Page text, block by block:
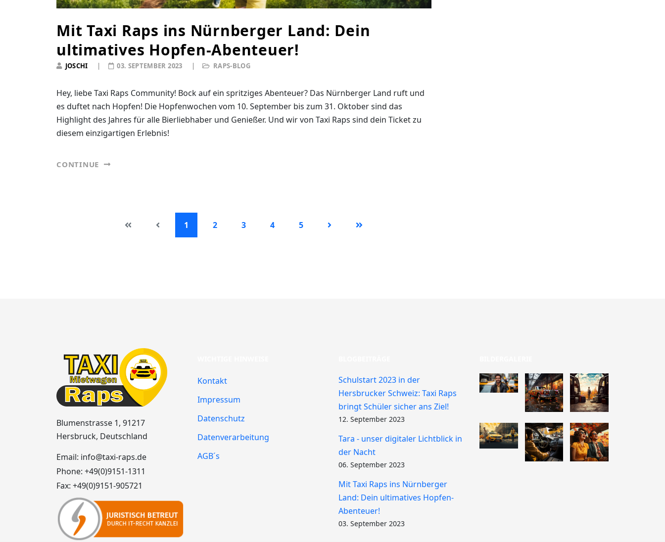
Mit Taxi Raps ins Nürnberger Land: Dein
ultimatives Hopfen-Abenteuer!
JOSCHI RAPS-BLOG
03. SEPTEMBER 2023
Hey, liebe Taxi Raps Community! Bock auf ein spritziges Abenteuer? Das Nürnberger Land ruft und
es duftet nach Hopfen! Die Hopfenwochen vom 10. September bis zum 31. Oktober sind das
Highlight des Jahres für alle Bierliebhaber und Genießer. Und wir von Taxi Raps sind dein Ticket zu
diesem einzigartigen Erlebnis!
CONTINUE
1 2 3 4 5
Blumenstrasse 1, 91217
Hersbruck, Deutschland
Email: info@taxi-raps.de
Phone: +49(0)9151-1311
Fax: +49(0)9151-905721
Kontakt
Impressum
Datenschutz
Datenverarbeitung
AGB´s
Schulstart 2023 in der
Hersbrucker Schweiz: Taxi Raps
bringt Schüler sicher ans Ziel!
12. September 2023
Tara - unser digitaler Lichtblick in
der Nacht
06. September 2023
Mit Taxi Raps ins Nürnberger
Land: Dein ultimatives Hopfen-
Abenteuer!
03. September 2023